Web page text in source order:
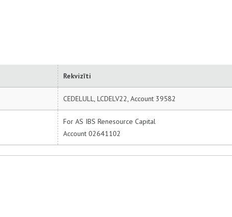
Rekvizīti
CEDELULL, LCDELV22, Account 39582
For AS IBS Renesource Capital
Account 02641102